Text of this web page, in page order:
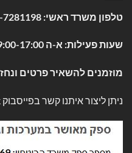
טלפון משרד ראשי: 7281198
שעות פעילות: א-ה 09:00-17:00, ימי שישי 09:00-13:00
מוזמנים להשאיר פרטים
ניתן ליצור איתנו קשר בפייסבוק